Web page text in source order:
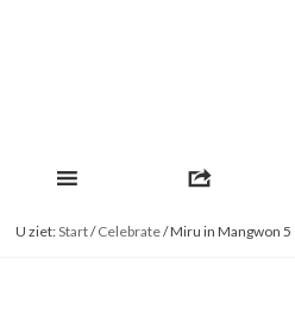
U ziet:Start/Celebrate/Miru in Mangwon 5